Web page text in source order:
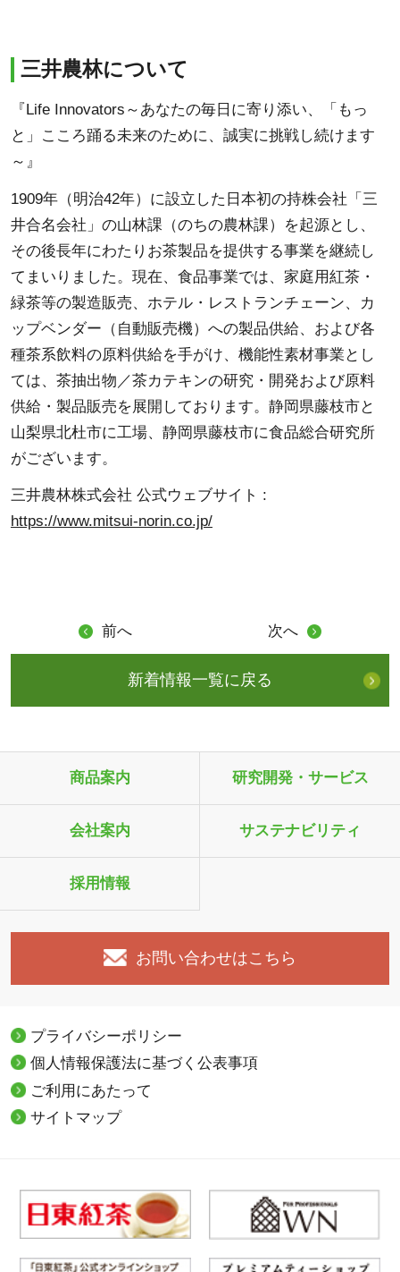
三井農林について
『Life Innovators～あなたの毎日に寄り添い、「もっ
と」こころ踊る未来のために、誠実に挑戦し続けます
～』
1909年（明治42年）に設立した日本初の持株会社「三
井合名会社」の山林課（のちの農林課）を起源とし、
その後長年にわたりお茶製品を提供する事業を継続し
てまいりました。現在、食品事業では、家庭用紅茶・
緑茶等の製造販売、ホテル・レストランチェーン、カ
ップベンダー（自動販売機）への製品供給、および各
種茶系飲料の原料供給を手がけ、機能性素材事業とし
ては、茶抽出物／茶カテキンの研究・開発および原料
供給・製品販売を展開しております。静岡県藤枝市と
山梨県北杜市に工場、静岡県藤枝市に食品総合研究所
がございます。
三井農林株式会社 公式ウェブサイト :
https://www.mitsui-norin.co.jp/
前へ 次へ
新着情報一覧に戻る
商品案内 研究開発・サービス
会社案内 サステナビリティ
採用情報
お問い合わせはこちら
プライバシーポリシー
個人情報保護法に基づく公表事項
ご利用にあたって
サイトマップ